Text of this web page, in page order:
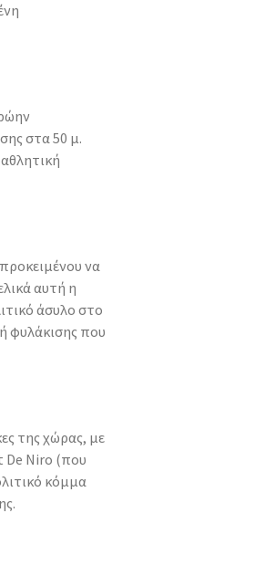
στα 50 μ.
να
αυτή η
άσυλο στο
φυλάκισης που
της χώρας, με
De Niro (που
κόμμα